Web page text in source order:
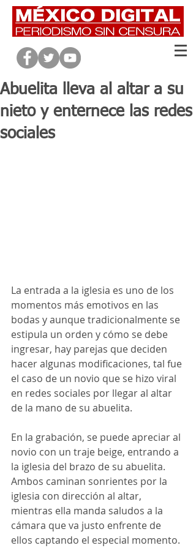
Abuelita lleva al altar a su
nieto y enternece las redes
sociales
La entrada a la iglesia es uno de los
momentos más emotivos en las
bodas y aunque tradicionalmente se
estipula un orden y cómo se debe
ingresar, hay parejas que deciden
hacer algunas modificaciones, tal fue
el caso de un novio que se hizo viral
en redes sociales por llegar al altar
de la mano de su abuelita.
En la grabación, se puede apreciar al
novio con un traje beige, entrando a
la iglesia del brazo de su abuelita.
Ambos caminan sonrientes por la
iglesia con dirección al altar,
mientras ella manda saludos a la
cámara que va justo enfrente de
ellos captando el especial momento.